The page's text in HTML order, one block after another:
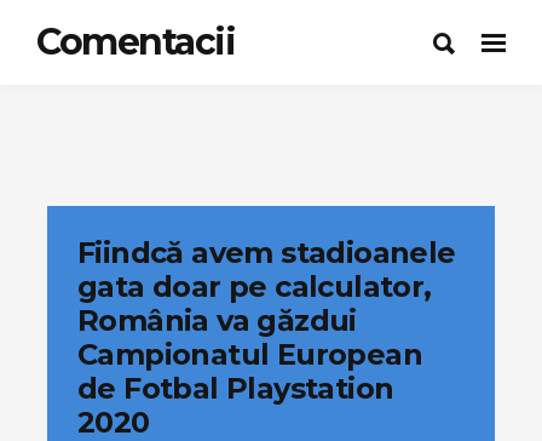
Comentacii
Fiindcă avem stadioanele
gata doar pe calculator,
România va găzdui
Campionatul European
de Fotbal Playstation
2020